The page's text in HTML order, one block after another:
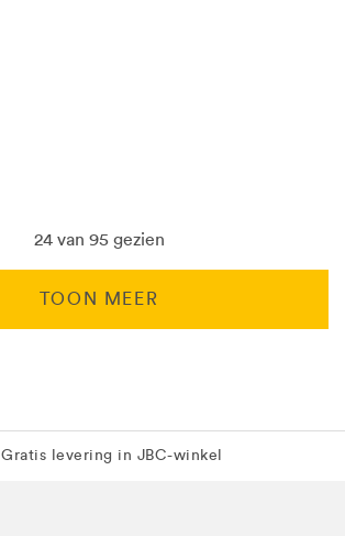
24 van 95 gezien
TOON MEER
Levering in 1 pakket
Gratis levering in JBC-winkel